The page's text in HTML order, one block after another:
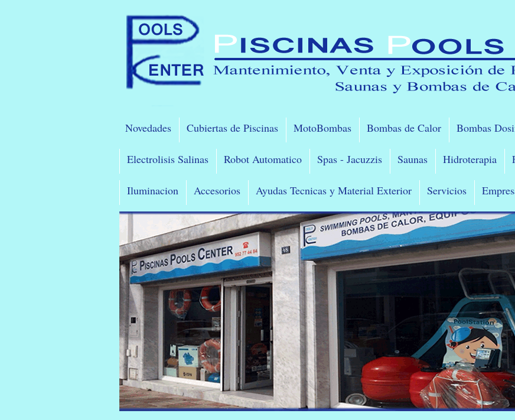
Novedades Cubiertas de Piscinas MotoBombas Bombas de Calor Bombas
Electrolisis Salinas Robot Automatico Spas - Jacuzzis Saunas Hidroterapia
Iluminacion Accesorios Ayudas Tecnicas y Material Exterior Servicios